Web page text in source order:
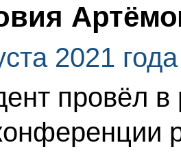
2021 года
провёл